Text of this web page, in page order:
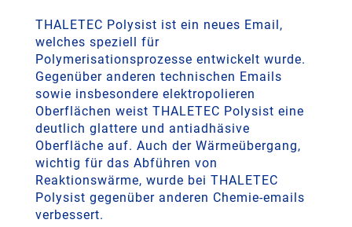
THALETEC Polysist ist ein neues Email,
welches speziell für
Polymerisationsprozesse entwickelt wurde.
Gegenüber anderen technischen Emails
sowie insbesondere elektropolieren
Oberflächen weist THALETEC Polysist eine
deutlich glattere und antiadhäsive
Oberfläche auf. Auch der Wärmeübergang,
wichtig für das Abführen von
Reaktionswärme, wurde bei THALETEC
Polysist gegenüber anderen Chemie-emails
verbessert.